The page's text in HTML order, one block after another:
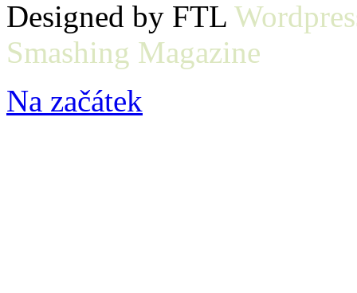
Designed by FTL
Smashing Magazine
Na začátek